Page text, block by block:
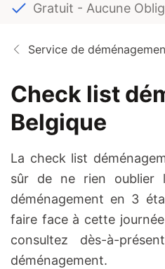
Gratuit - Aucune
Service de
Check list
Belgique
La check list
sûr de ne rien oublier
déménagement en 3
faire face à cette
consultez dès-à-
déménagement.